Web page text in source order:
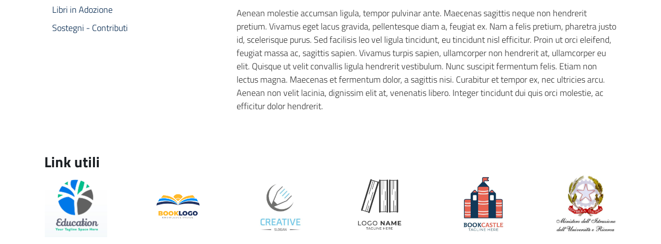
Libri in Adozione
Sostegni - Contributi
Aenean molestie accumsan ligula, tempor pulvinar ante. Maecenas sagittis neque non hendrerit
pretium. Vivamus eget lacus gravida, pellentesque diam a, feugiat ex. Nam a felis pretium, pharetra justo
id, scelerisque purus. Sed facilisis leo vel ligula tincidunt, eu tincidunt nisl efficitur. Proin ut orci eleifend,
feugiat massa ac, sagittis sapien. Vivamus turpis sapien, ullamcorper non hendrerit at, ullamcorper eu
elit. Quisque ut velit convallis ligula hendrerit vestibulum. Nunc suscipit fermentum felis. Etiam non
lectus magna. Maecenas et fermentum dolor, a sagittis nisi. Curabitur et tempor ex, nec ultricies arcu.
Aenean non velit lacinia, dignissim elit at, venenatis libero. Integer tincidunt dui quis orci molestie, ac
efficitur dolor hendrerit.
Link utili